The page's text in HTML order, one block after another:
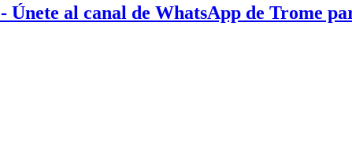
- Únete al canal de WhatsApp de Trome